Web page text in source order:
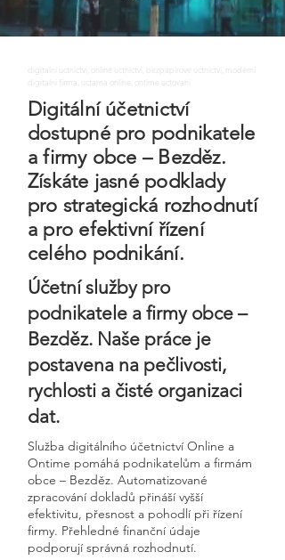
digitalni uctnictvi, online uctnictvi, bezpapirove uctnictvi, moderni
digitalni firma, uctarna online, ontime uctovani
Digitální účetnictví
dostupné pro podnikatele
a firmy obce – Bezděz.
Získáte jasné podklady
pro strategická rozhodnutí
a pro efektivní řízení
celého podnikání.
Účetní služby pro
podnikatele a firmy obce –
Bezděz. Naše práce je
postavena na pečlivosti,
rychlosti a čisté organizaci
dat.
Služba digitálního účetnictví Online a
Ontime pomáhá podnikatelům a firmám
obce – Bezděz. Automatizované
zpracování dokladů přináší vyšší
efektivitu, přesnost a pohodlí při řízení
firmy. Přehledné finanční údaje
podporují správná rozhodnutí.